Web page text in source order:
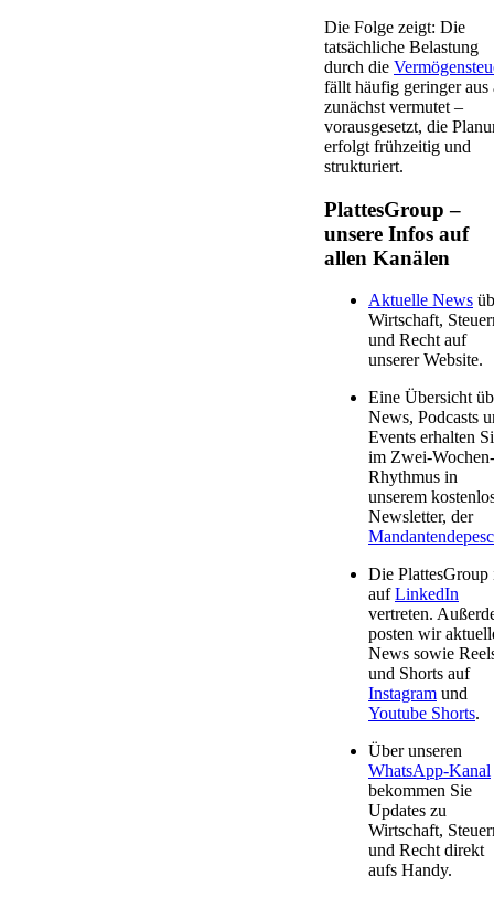
Die Folge zeigt: Die
tatsächliche Belastung
durch die
fällt häufig geringer aus
zunächst vermutet –
vorausgesetzt, die
erfolgt frühzeitig und
strukturiert. ️
PlattesGroup –
unsere Infos auf
allen Kanälen
Aktuelle News
Wirtschaft,
und Recht auf
unserer Website.
Eine Übersicht
News, Podcasts
Events erhalten
im Zwei-Wochen-
Rhythmus in
unserem
Newsletter, der
Die PlattesGroup
aufLinkedIn
vertreten.
posten wir
News sowie
und Shorts auf
Instagram und
Youtube Shorts.
Über unseren
WhatsApp-Kanal
bekommen Sie
Updates zu
Wirtschaft,
und Recht direkt
aufs Handy.